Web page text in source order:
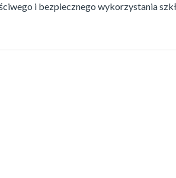
i bezpiecznego wykorzystania